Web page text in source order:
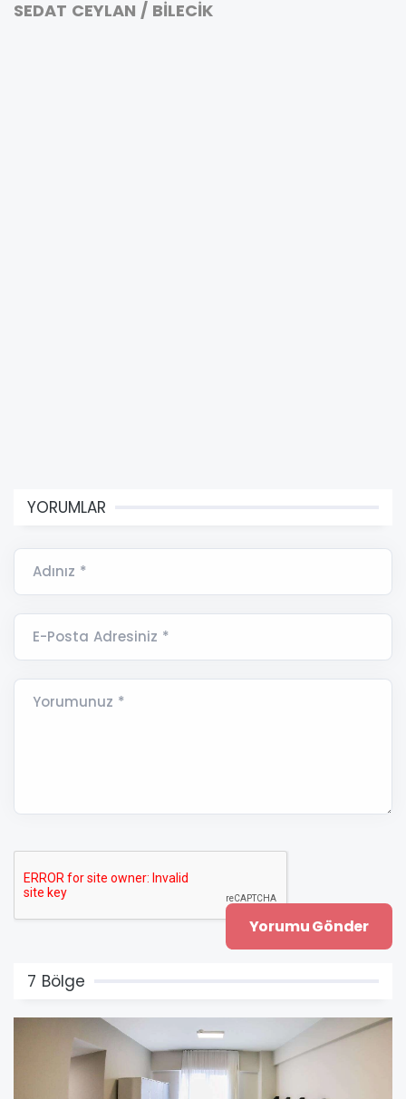
SEDAT CEYLAN / BİLECİK
YORUMLAR
Adınız *
E-Posta Adresiniz *
Yorumunuz *
7 Bölge